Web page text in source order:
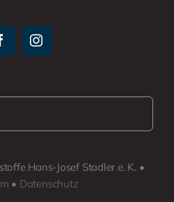
Hans-Josef Stadler e. K. •
• Datenschutz